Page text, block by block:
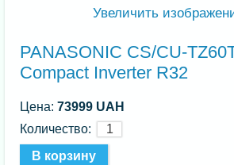
Увеличить
PANASONIC CS/CU-
Compact Inverter R32
Цена:73999 UAH
Количество: